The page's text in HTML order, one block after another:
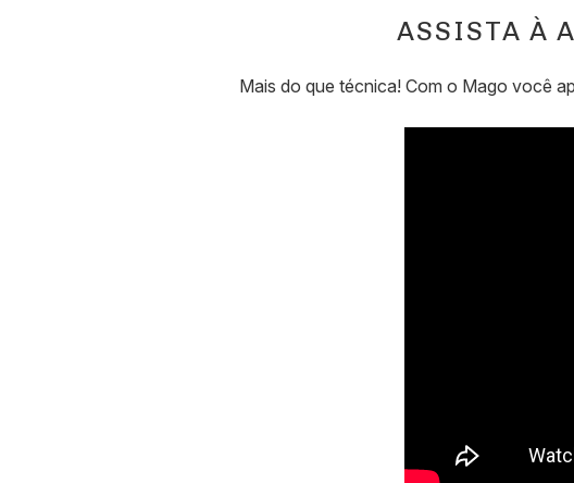
ASSISTA À
Mais do que técnica! Com o Mago você